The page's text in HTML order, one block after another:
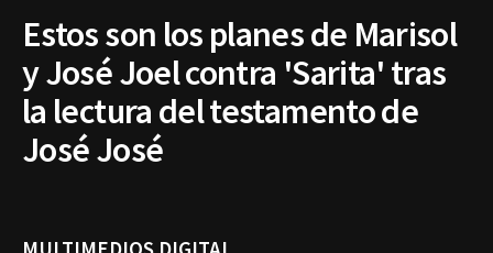
Estos son los planes de Marisol
y José Joel contra 'Sarita' tras
la lectura del testamento de
José José